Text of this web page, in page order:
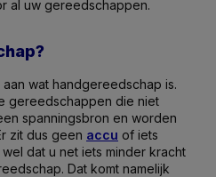
al uw gereedschappen.
wat handgereedschap is.
gereedschappen die niet
spanningsbron en worden
zit dus geen accu of iets
dat u net iets minder kracht
Dat komt namelijk